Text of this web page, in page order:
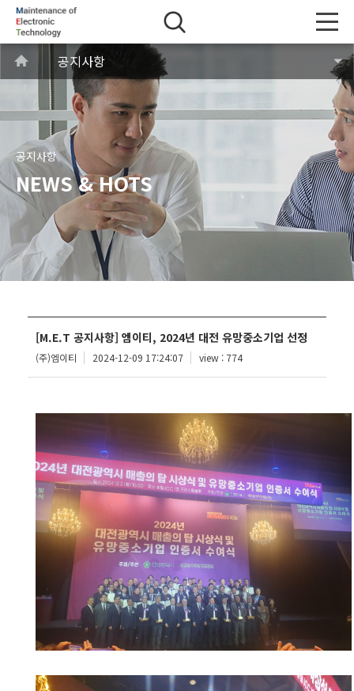
공지사항
공지사항
NEWS & HOTS
[M.E.T 공지사항] 엠이티, 2024년 대전 유망중소기업 선정
(주)엠이티 2024-12-09 17:24:07 view : 774